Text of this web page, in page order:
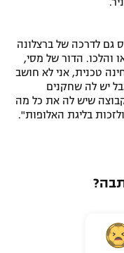
גם לדרכה של ברצלונה
והלכו. הדור של מסי,
טכנית, אני לא חושב
יש לה שחקנים
קבוצה שיש לה את כל מה
בליגת האלופות".